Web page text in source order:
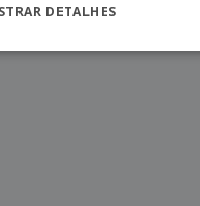
DETALHES